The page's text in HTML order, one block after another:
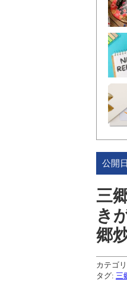
公開
三
き
郷
カテゴ
タグ: 三